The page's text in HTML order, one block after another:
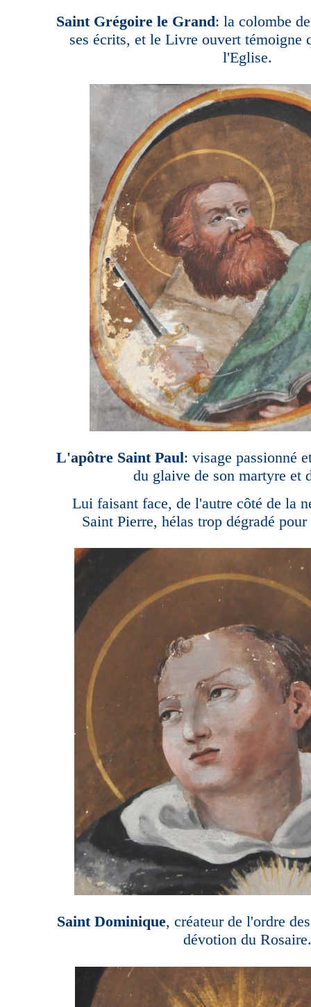
Saint Grégoire le Grand: la colombe
ses écrits, et le Livre ouvert témoigne
l'Eglise.
L'apôtre Saint Paul: visage passionné
du glaive de son martyre et
Lui faisant face, de l'autre côté de la
Saint Pierre, hélas trop dégradé
Saint Dominique, créateur de l'ordre
dévotion du Rosaire.